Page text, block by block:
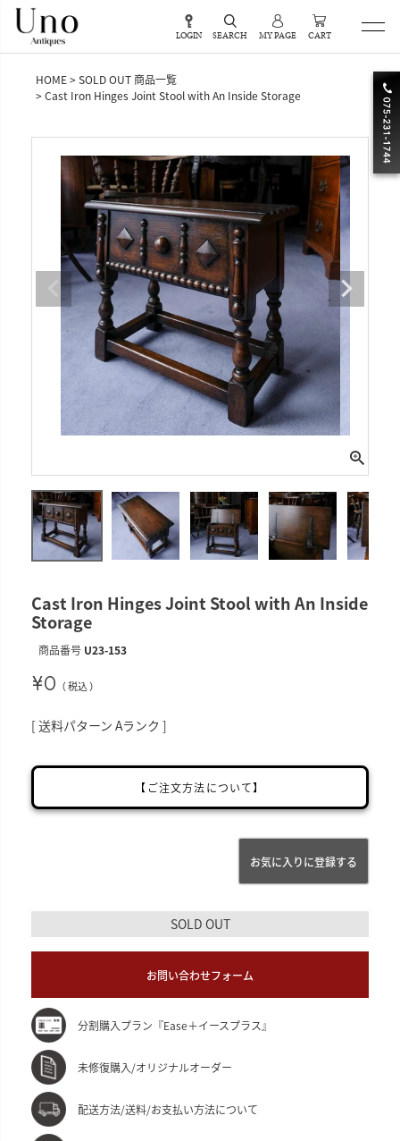
LOGIN SEARCH MY PAGE CART
HOME
SOLD OUT 商品一覧
Cast Iron Hinges Joint Stool with An Inside Storage
Cast Iron Hinges Joint Stool with An Inside
Storage
商品番号 U23-153
¥0 税込
送料パターン Aランク
【ご注文方法について】
お気に入りに登録する
SOLD OUT
お問い合わせフォーム
分割購入プラン『Ease＋イースプラス』
未修復購入/オリジナルオーダー
配送方法/送料/お支払い方法について